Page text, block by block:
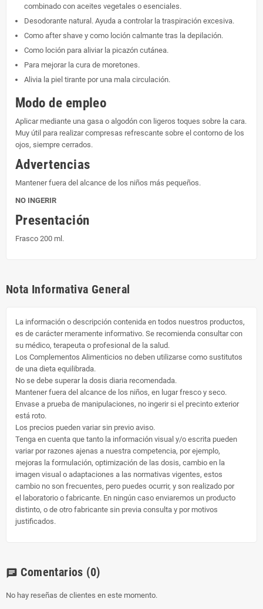
combinado con aceites vegetales o esenciales.
Desodorante natural. Ayuda a controlar la traspiración excesiva.
Como after shave y como loción calmante tras la depilación.
Como loción para aliviar la picazón cutánea.
Para mejorar la cura de moretones.
Alivia la piel tirante por una mala circulación.
Modo de empleo
Aplicar mediante una gasa o algodón con ligeros toques sobre la cara.
Muy útil para realizar compresas refrescante sobre el contorno de los
ojos, siempre cerrados.
Advertencias
Mantener fuera del alcance de los niños más pequeños.
NO INGERIR
Presentación
Frasco 200 ml.
Nota Informativa General
La información o descripción contenida en todos nuestros productos,
es de carácter meramente informativo. Se recomienda consultar con
su médico, terapeuta o profesional de la salud.
Los Complementos Alimenticios no deben utilizarse como sustitutos
de una dieta equilibrada.
No se debe superar la dosis diaria recomendada.
Mantener fuera del alcance de los niños, en lugar fresco y seco.
Envase a prueba de manipulaciones, no ingerir si el precinto exterior
está roto.
Los precios pueden variar sin previo aviso.
Tenga en cuenta que tanto la información visual y/o escrita pueden
variar por razones ajenas a nuestra competencia, por ejemplo,
mejoras la formulación, optimización de las dosis, cambio en la
imagen visual o adaptaciones a las normativas vigentes, estos
cambio no son frecuentes, pero puedes ocurrir, y son realizado por
el laboratorio o fabricante. En ningún caso enviaremos un producto
distinto, o de otro fabricante sin previa consulta y por motivos
justificados.
chat Comentarios (0)
No hay reseñas de clientes en este momento.